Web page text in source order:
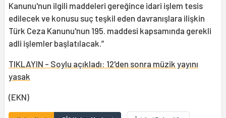
Kanunu'nun ilgili maddeleri gereğince idari işlem tesis
edilecek ve konusu suç teşkil eden davranışlara ilişkin
Türk Ceza Kanunu'nun 195. maddesi kapsamında gerekli
adli işlemler başlatılacak.”
TIKLAYIN - Soylu açıkladı: 12'den sonra müzik yayını
yasak
(EKN)